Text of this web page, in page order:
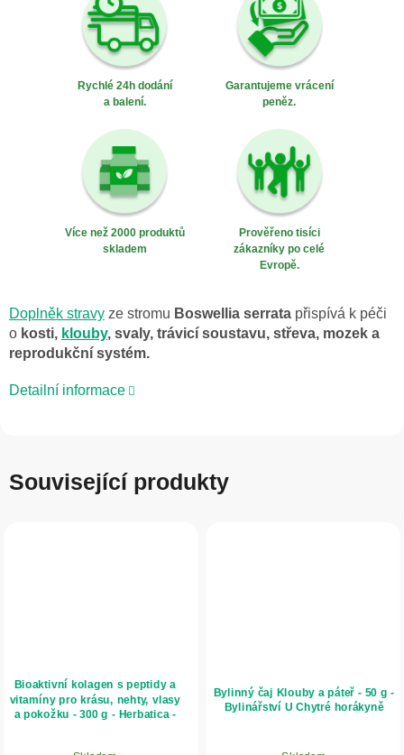
Rychlé 24h dodání
a balení.
Garantujeme vrácení
peněz.
Více než 2000 produktů
skladem
Prověřeno tisíci
zákazníky po celé
Evropě.
Doplněk stravy ze stromu Boswellia serrata přispívá k péči
o kosti, klouby, svaly, trávicí soustavu, střeva, mozek a
reprodukční systém.
Detailní informace
Související produkty
Bioaktivní kolagen s peptidy a
vitamíny pro krásu, nehty, vlasy
a pokožku - 300 g - Herbatica -
Bylinný čaj Klouby a páteř - 50 g -
Bylinářství U Chytré horákyně